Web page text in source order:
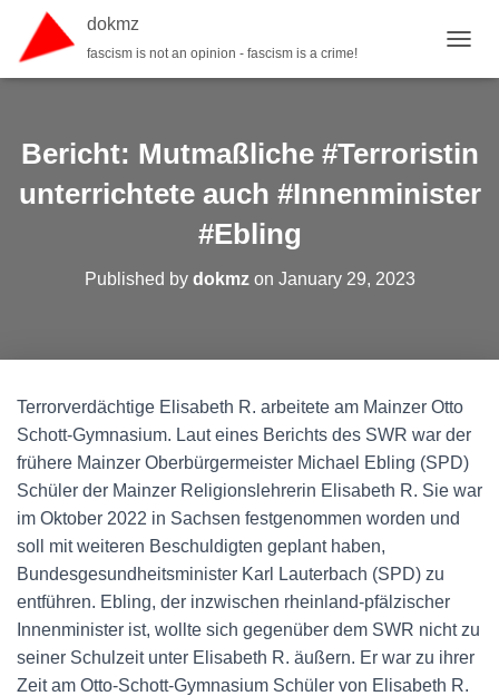
dokmz
fascism is not an opinion - fascism is a crime!
Bericht: Mutmaßliche #Terroristin
unterrichtete auch #Innenminister
#Ebling
Published by dokmzon January 29, 2023
Terrorverdächtige Elisabeth R. arbeitete am Mainzer Otto
Schott-Gymnasium. Laut eines Berichts des SWR war der
frühere Mainzer Oberbürgermeister Michael Ebling (SPD)
Schüler der Mainzer Religionslehrerin Elisabeth R. Sie war
im Oktober 2022 in Sachsen festgenommen worden und
soll mit weiteren Beschuldigten geplant haben,
Bundesgesundheitsminister Karl Lauterbach (SPD) zu
entführen. Ebling, der inzwischen rheinland-pfälzischer
Innenminister ist, wollte sich gegenüber dem SWR nicht zu
seiner Schulzeit unter Elisabeth R. äußern. Er war zu ihrer
Zeit am Otto-Schott-Gymnasium Schüler von Elisabeth R.